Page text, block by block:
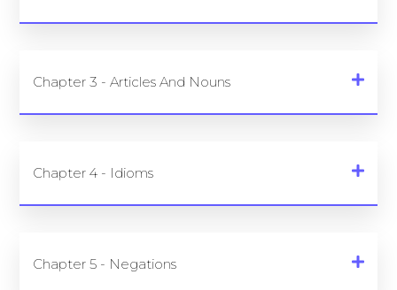
Chapter 3 - Articles And Nouns
Chapter 4 - Idioms
Chapter 5 - Negations